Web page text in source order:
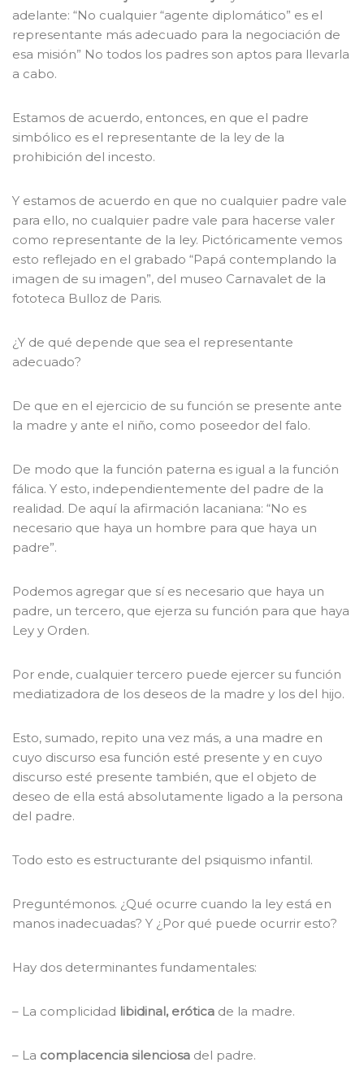
adelante: “No cualquier “agente diplomático” es el
representante más adecuado para la negociación de
esa misión” No todos los padres son aptos para llevarla
a cabo.
Estamos de acuerdo, entonces, en que el padre
simbólico es el representante de la ley de la
prohibición del incesto.
Y estamos de acuerdo en que no cualquier padre vale
para ello, no cualquier padre vale para hacerse valer
como representante de la ley. Pictóricamente vemos
esto reflejado en el grabado “Papá contemplando la
imagen de su imagen”, del museo Carnavalet de la
fototeca Bulloz de Paris.
¿Y de qué depende que sea el representante
adecuado?
De que en el ejercicio de su función se presente ante
la madre y ante el niño, como poseedor del falo.
De modo que la función paterna es igual a la función
fálica. Y esto, independientemente del padre de la
realidad. De aquí la afirmación lacaniana: “No es
necesario que haya un hombre para que haya un
padre”.
Podemos agregar que sí es necesario que haya un
padre, un tercero, que ejerza su función para que haya
Ley y Orden.
Por ende, cualquier tercero puede ejercer su función
mediatizadora de los deseos de la madre y los del hijo.
Esto, sumado, repito una vez más, a una madre en
cuyo discurso esa función esté presente y en cuyo
discurso esté presente también, que el objeto de
deseo de ella está absolutamente ligado a la persona
del padre.
Todo esto es estructurante del psiquismo infantil.
Preguntémonos. ¿Qué ocurre cuando la ley está en
manos inadecuadas? Y ¿Por qué puede ocurrir esto?
Hay dos determinantes fundamentales:
– La complicidad libidinal, erótica de la madre.
– La complacencia silenciosa del padre.